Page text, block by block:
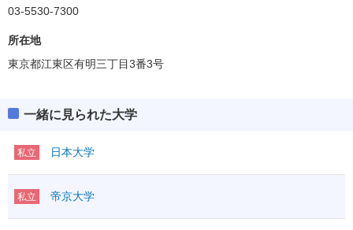
03-5530-7300
所在地
東京都江東区有明三丁目3番3号
一緒に見られた大学
私立 日本大学
私立 帝京大学